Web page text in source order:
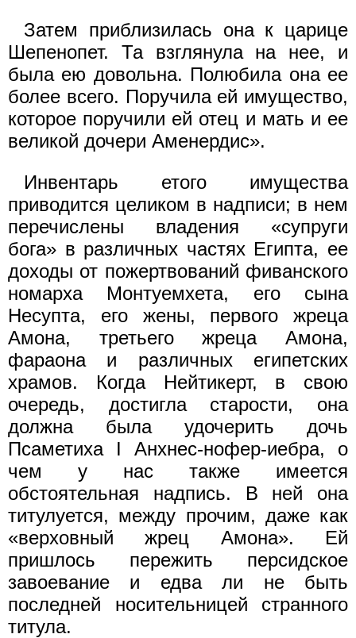
Затем приблизилась она к царице
Шепенопет. Та взглянула на нее, и
была ею довольна. Полюбила она ее
более всего. Поручила ей имущество,
которое поручили ей отец и мать и ее
великой дочери Аменердис».
Инвентарь етого имущества
приводится целиком в надписи; в нем
перечислены владения «супруги
бога» в различных частях Египта, ее
доходы от пожертвований фиванского
номарха Монтуемхета, его сына
Несупта, его жены, первого жреца
Амона, третьего жреца Амона,
фараона и различных египетских
храмов. Когда Нейтикерт, в свою
очередь, достигла старости, она
должна была удочерить дочь
Псаметиха I Анхнес-нофер-иебра, о
чем у нас также имеется
обстоятельная надпись. В ней она
титулуется, между прочим, даже как
«верховный жрец Амона». Ей
пришлось пережить персидское
завоевание и едва ли не быть
последней носительницей странного
титула.